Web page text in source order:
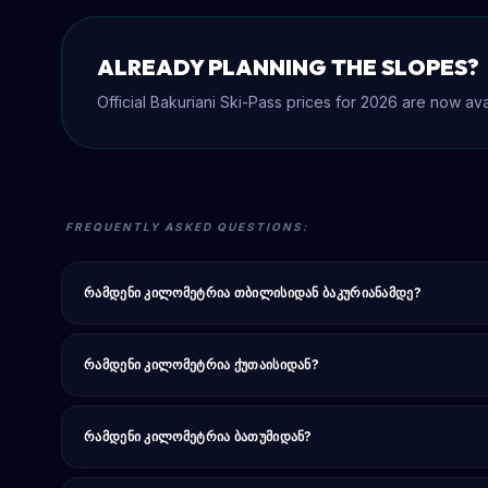
ALREADY PLANNING THE SLOPES?
Official Bakuriani Ski-Pass prices for 2026 are now
FREQUENTLY ASKED QUESTIONS:
ᲠᲐᲛᲓᲔᲜᲘ ᲙᲘᲚᲝᲛᲔᲢᲠᲘᲐ ᲗᲑᲘᲚᲘᲡᲘᲓᲐᲜ ᲑᲐᲙᲣᲠᲘᲐᲜᲐᲛᲓᲔ?
ᲠᲐᲛᲓᲔᲜᲘ ᲙᲘᲚᲝᲛᲔᲢᲠᲘᲐ ᲥᲣᲗᲐᲘᲡᲘᲓᲐᲜ?
ᲠᲐᲛᲓᲔᲜᲘ ᲙᲘᲚᲝᲛᲔᲢᲠᲘᲐ ᲑᲐᲗᲣᲛᲘᲓᲐᲜ?